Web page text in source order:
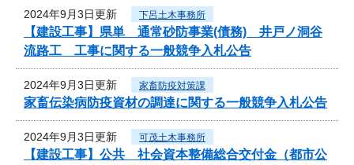
2024年9月3日更新 下呂土木事務所
【建設工事】県単 通常砂防事業(債務) 井戸ノ洞谷
流路工 工事に関する一般競争入札公告
2024年9月3日更新 家畜防疫対策課
家畜伝染病防疫資材の調達に関する一般競争入札公告
2024年9月3日更新 可茂土木事務所
【建設工事】公共 社会資本整備総合交付金（都市公